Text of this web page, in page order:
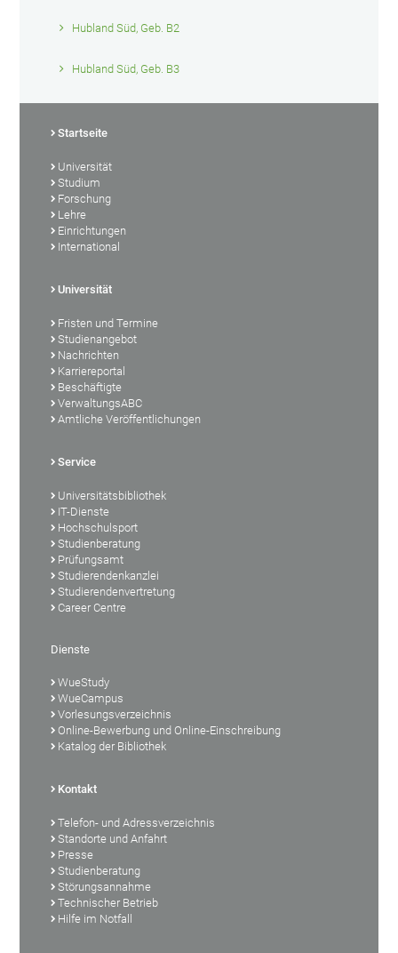
Hubland Süd, Geb. B2
Hubland Süd, Geb. B3
Startseite
Universität
Studium
Forschung
Lehre
Einrichtungen
International
Universität
Fristen und Termine
Studienangebot
Nachrichten
Karriereportal
Beschäftigte
VerwaltungsABC
Amtliche Veröffentlichungen
Service
Universitätsbibliothek
IT-Dienste
Hochschulsport
Studienberatung
Prüfungsamt
Studierendenkanzlei
Studierendenvertretung
Career Centre
Dienste
WueStudy
WueCampus
Vorlesungsverzeichnis
Online-Bewerbung und Online-Einschreibung
Katalog der Bibliothek
Kontakt
Telefon- und Adressverzeichnis
Standorte und Anfahrt
Presse
Studienberatung
Störungsannahme
Technischer Betrieb
Hilfe im Notfall